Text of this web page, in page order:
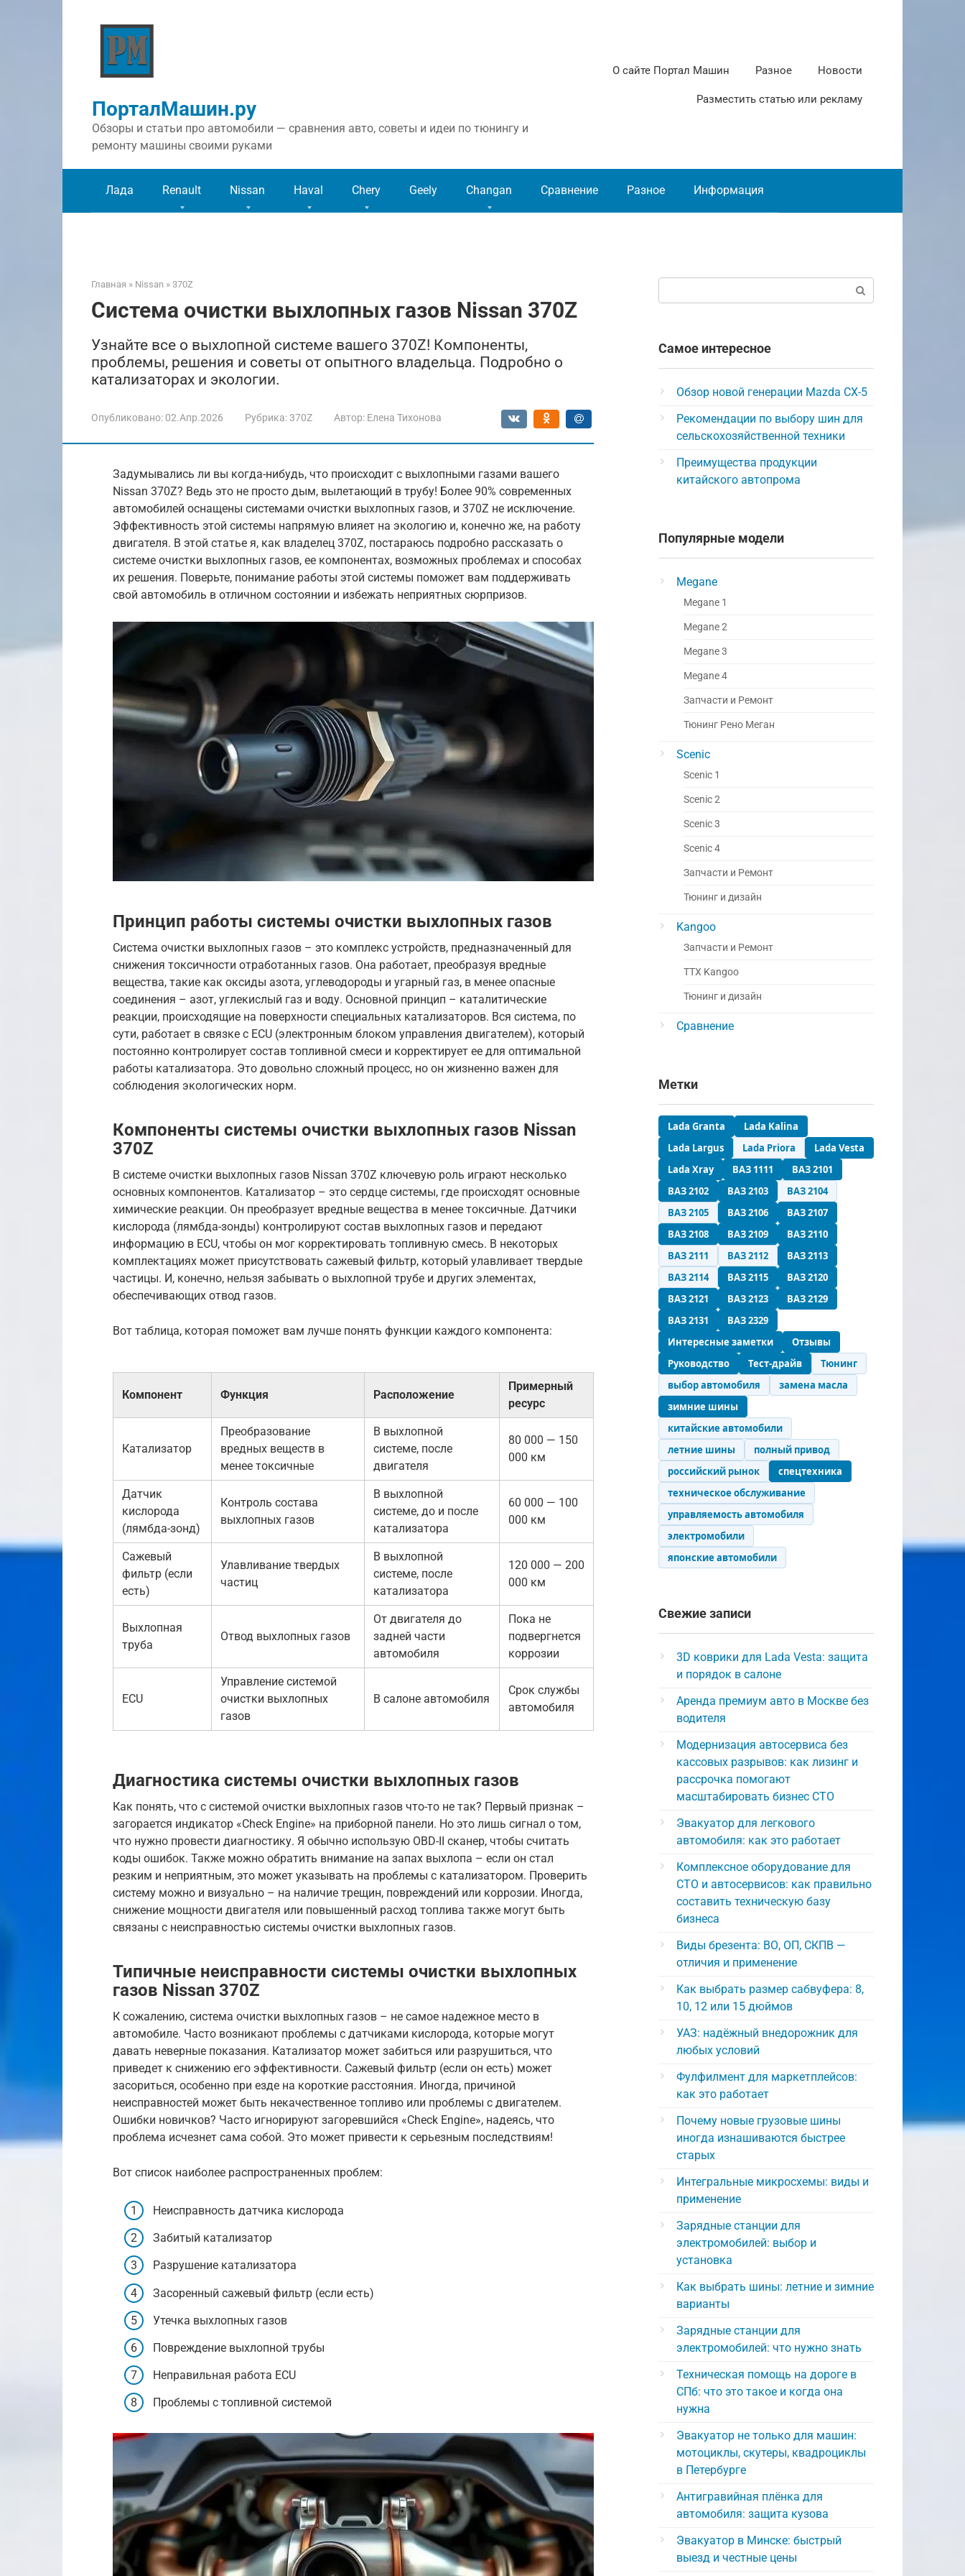
ПорталМашин.ру
Обзоры и статьи про автомобили — сравнения авто, советы и идеи по тюнингу и
ремонту машины своими руками
О сайте Портал Машин Разное Новости
Разместить статью или рекламу
Лада Renault Nissan Haval Chery Geely Changan Сравнение Разное Информация
Главная » Nissan » 370Z
Система очистки выхлопных газов Nissan 370Z
Узнайте все о выхлопной системе вашего 370Z! Компоненты,
проблемы, решения и советы от опытного владельца. Подробно о
катализаторах и экологии.
Опубликовано: 02.Апр.2026 Рубрика:370Z Автор: Елена Тихонова
Задумывались ли вы когда-нибудь, что происходит с выхлопными газами вашего
Nissan 370Z? Ведь это не просто дым, вылетающий в трубу! Более 90% современных
автомобилей оснащены системами очистки выхлопных газов, и 370Z не исключение.
Эффективность этой системы напрямую влияет на экологию и, конечно же, на работу
двигателя. В этой статье я, как владелец 370Z, постараюсь подробно рассказать о
системе очистки выхлопных газов, ее компонентах, возможных проблемах и способах
их решения. Поверьте, понимание работы этой системы поможет вам поддерживать
свой автомобиль в отличном состоянии и избежать неприятных сюрпризов.
Принцип работы системы очистки выхлопных газов
Система очистки выхлопных газов – это комплекс устройств, предназначенный для
снижения токсичности отработанных газов. Она работает, преобразуя вредные
вещества, такие как оксиды азота, углеводороды и угарный газ, в менее опасные
соединения – азот, углекислый газ и воду. Основной принцип – каталитические
реакции, происходящие на поверхности специальных катализаторов. Вся система, по
сути, работает в связке с ECU (электронным блоком управления двигателем), который
постоянно контролирует состав топливной смеси и корректирует ее для оптимальной
работы катализатора. Это довольно сложный процесс, но он жизненно важен для
соблюдения экологических норм.
Компоненты системы очистки выхлопных газов Nissan
370Z
В системе очистки выхлопных газов Nissan 370Z ключевую роль играют несколько
основных компонентов. Катализатор – это сердце системы, где происходят основные
химические реакции. Он преобразует вредные вещества в менее токсичные. Датчики
кислорода (лямбда-зонды) контролируют состав выхлопных газов и передают
информацию в ECU, чтобы он мог корректировать топливную смесь. В некоторых
комплектациях может присутствовать сажевый фильтр, который улавливает твердые
частицы. И, конечно, нельзя забывать о выхлопной трубе и других элементах,
обеспечивающих отвод газов.
Вот таблица, которая поможет вам лучше понять функции каждого компонента:
Компонент Функция Расположение
Примерный
ресурс
Катализатор
Преобразование
вредных веществ в
менее токсичные
В выхлопной
системе, после
двигателя
80 000 — 150
000 км
Датчик
кислорода
(лямбда-зонд)
Контроль состава
выхлопных газов
В выхлопной
системе, до и после
катализатора
60 000 — 100
000 км
Сажевый
фильтр (если
есть)
Улавливание твердых
частиц
В выхлопной
системе, после
катализатора
120 000 — 200
000 км
Выхлопная
труба
Отвод выхлопных газов
От двигателя до
задней части
автомобиля
Пока не
подвергнется
коррозии
ECU
Управление системой
очистки выхлопных
газов
В салоне автомобиля
Срок службы
автомобиля
Диагностика системы очистки выхлопных газов
Как понять, что с системой очистки выхлопных газов что-то не так? Первый признак –
загорается индикатор «Check Engine» на приборной панели. Но это лишь сигнал о том,
что нужно провести диагностику. Я обычно использую OBD-II сканер, чтобы считать
коды ошибок. Также можно обратить внимание на запах выхлопа – если он стал
резким и неприятным, это может указывать на проблемы с катализатором. Проверить
систему можно и визуально – на наличие трещин, повреждений или коррозии. Иногда,
снижение мощности двигателя или повышенный расход топлива также могут быть
связаны с неисправностью системы очистки выхлопных газов.
Типичные неисправности системы очистки выхлопных
газов Nissan 370Z
К сожалению, система очистки выхлопных газов – не самое надежное место в
автомобиле. Часто возникают проблемы с датчиками кислорода, которые могут
давать неверные показания. Катализатор может забиться или разрушиться, что
приведет к снижению его эффективности. Сажевый фильтр (если он есть) может
засориться, особенно при езде на короткие расстояния. Иногда, причиной
неисправностей может быть некачественное топливо или проблемы с двигателем.
Ошибки новичков? Часто игнорируют загоревшийся «Check Engine», надеясь, что
проблема исчезнет сама собой. Это может привести к серьезным последствиям!
Вот список наиболее распространенных проблем:
Неисправность датчика кислорода
Забитый катализатор
Разрушение катализатора
Засоренный сажевый фильтр (если есть)
Утечка выхлопных газов
Повреждение выхлопной трубы
Неправильная работа ECU
Проблемы с топливной системой
Самое интересное
Обзор новой генерации Mazda CX-5
Рекомендации по выбору шин для
сельскохозяйственной техники
Преимущества продукции
китайского автопрома
Популярные модели
Megane
Megane 1
Megane 2
Megane 3
Megane 4
Запчасти и Ремонт
Тюнинг Рено Меган
Scenic
Scenic 1
Scenic 2
Scenic 3
Scenic 4
Запчасти и Ремонт
Тюнинг и дизайн
Kangoo
Запчасти и Ремонт
ТТХ Kangoo
Тюнинг и дизайн
Сравнение
Метки
Lada Granta
Lada Kalina
Lada Largus
Lada Priora
Lada Vesta
Lada Xray
ВАЗ 1111
ВАЗ 2101
ВАЗ 2102
ВАЗ 2103
ВАЗ 2104
ВАЗ 2105
ВАЗ 2106
ВАЗ 2107
ВАЗ 2108
ВАЗ 2109
ВАЗ 2110
ВАЗ 2111
ВАЗ 2112
ВАЗ 2113
ВАЗ 2114
ВАЗ 2115
ВАЗ 2120
ВАЗ 2121
ВАЗ 2123
ВАЗ 2129
ВАЗ 2131
ВАЗ 2329
Интересные заметки
Отзывы
Руководство
Тест-драйв
Тюнинг
выбор автомобиля
замена масла
зимние шины
китайские автомобили
летние шины
полный привод
российский рынок
спецтехника
техническое обслуживание
управляемость автомобиля
электромобили
японские автомобили
Свежие записи
3D коврики для Lada Vesta: защита
и порядок в салоне
Аренда премиум авто в Москве без
водителя
Модернизация автосервиса без
кассовых разрывов: как лизинг и
рассрочка помогают
масштабировать бизнес СТО
Эвакуатор для легкового
автомобиля: как это работает
Комплексное оборудование для
СТО и автосервисов: как правильно
составить техническую базу
бизнеса
Виды брезента: ВО, ОП, СКПВ —
отличия и применение
Как выбрать размер сабвуфера: 8,
10, 12 или 15 дюймов
УАЗ: надёжный внедорожник для
любых условий
Фулфилмент для маркетплейсов:
как это работает
Почему новые грузовые шины
иногда изнашиваются быстрее
старых
Интегральные микросхемы: виды и
применение
Зарядные станции для
электромобилей: выбор и
установка
Как выбрать шины: летние и зимние
варианты
Зарядные станции для
электромобилей: что нужно знать
Техническая помощь на дороге в
СПб: что это такое и когда она
нужна
Эвакуатор не только для машин:
мотоциклы, скутеры, квадроциклы
в Петербурге
Антигравийная плёнка для
автомобиля: защита кузова
Эвакуатор в Минске: быстрый
выезд и честные цены